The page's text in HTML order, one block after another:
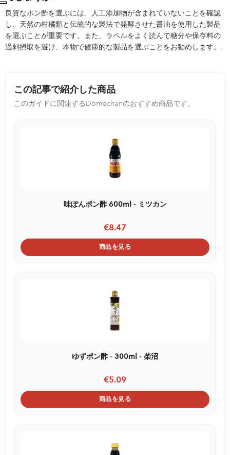
良質なポン酢を選ぶには、人工添加物が含まれていないことを確認
し、天然の柑橘類と伝統的な製法で発酵させた醤油を使用した製品
を選ぶことが重要です。また、ラベルをよく読んで糖分や保存料の
過剰摂取を避け、本物で健康的な製品を選ぶことをお勧めします。.
この記事で紹介した商品
このガイドに関連するDomechanのおすすめ商品です。
味ぽんポン酢 600ml - ミツカン
€8.47
商品を見る
ゆずポン酢 - 300ml - 柴沼
€5.09
商品を見る